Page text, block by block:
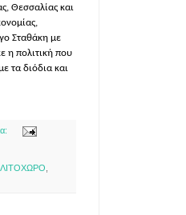
Θεσσαλίας και
Σταθάκη με
η πολιτική που
τα διόδια και
ΛΙΤΟΧΩΡΟ